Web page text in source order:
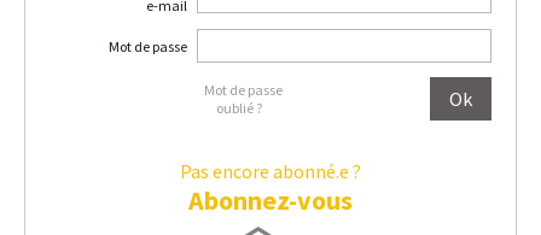
e-mail
Mot de passe
Mot de passe
oublié ?
Pas encore abonné.e ?
Abonnez-vous